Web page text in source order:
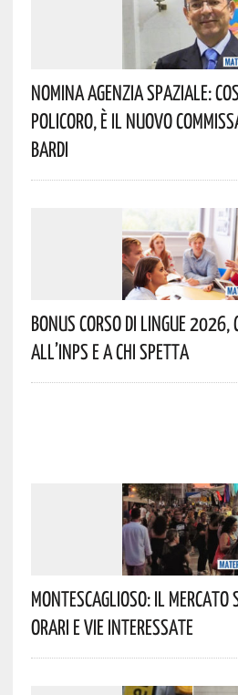
Nomina Agenzia Spaziale:
Policoro, È Il Nuovo
Bardi
Bonus Corso Di Lingue 2026,
All’INPS E A Chi Spetta
Montescaglioso: Il Mercato
Orari E Vie Interessate